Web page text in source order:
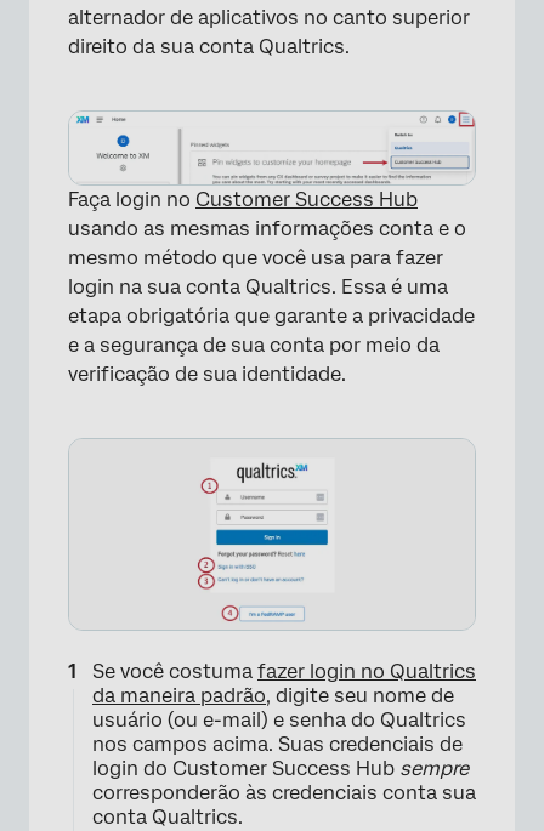
alternador de aplicativos no canto superior
direito da sua conta Qualtrics.
Faça login no Customer Success Hub
usando as mesmas informações conta e o
mesmo método que você usa para fazer
login na sua conta Qualtrics. Essa é uma
etapa obrigatória que garante a privacidade
e a segurança de sua conta por meio da
verificação de sua identidade.
Se você costuma fazer login no Qualtrics
da maneira padrão, digite seu nome de
usuário (ou e-mail) e senha do Qualtrics
nos campos acima. Suas credenciais de
login do Customer Success Hub sempre
corresponderão às credenciais conta sua
conta Qualtrics.